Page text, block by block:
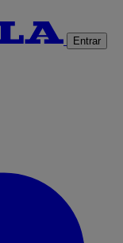
Entrar